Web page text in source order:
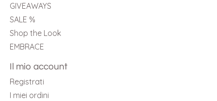
GIVEAWAYS
SALE %
Shop the Look
EMBRACE
Il mio account
Registrati
I miei ordini